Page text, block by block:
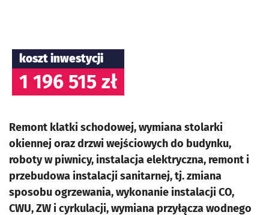
koszt inwestycji
1 196 515 zł
Remont klatki schodowej, wymiana stolarki
okiennej oraz drzwi wejściowych do budynku,
roboty w piwnicy, instalacja elektryczna, remont i
przebudowa instalacji sanitarnej, tj. zmiana
sposobu ogrzewania, wykonanie instalacji CO,
CWU, ZW i cyrkulacji, wymiana przyłącza wodnego